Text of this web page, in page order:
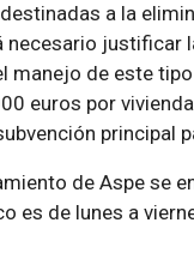
a la
necesario justificar
manejo de este
euros por
principal
de Aspe se
es de lunes a